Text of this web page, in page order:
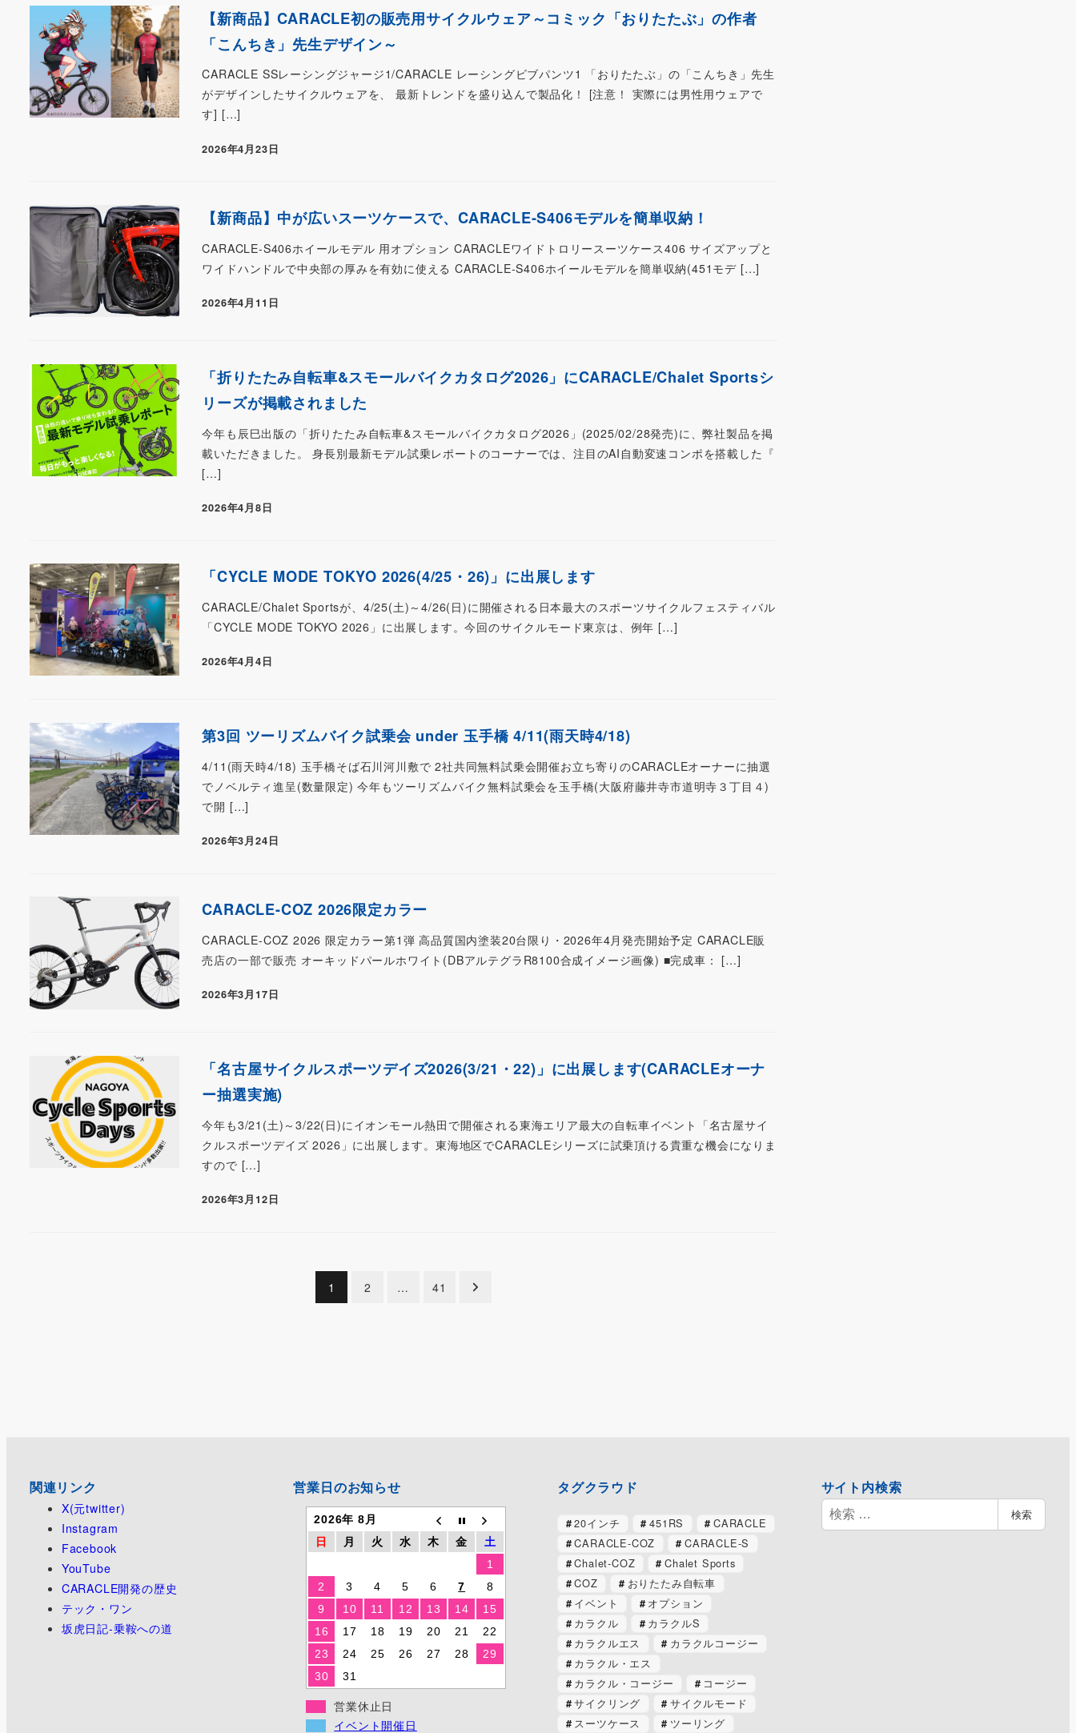
【新商品】CARACLE初の販売用サイクルウェア～コミック「おりたたぶ」の作者
「こんちき」先生デザイン～
CARACLE SSレーシングジャージ1/CARACLE レーシングビブパンツ1 「おりたたぶ」の「こんちき」先生
がデザインしたサイクルウェアを、 最新トレンドを盛り込んで製品化！ [注意！ 実際には男性用ウェアで
す] […]
2026年4月23日
【新商品】中が広いスーツケースで、CARACLE-S406モデルを簡単収納！
CARACLE-S406ホイールモデル 用オプション CARACLEワイドトロリースーツケース406 サイズアップと
ワイドハンドルで中央部の厚みを有効に使える CARACLE-S406ホイールモデルを簡単収納(451モデ […]
2026年4月11日
「折りたたみ自転車&スモールバイクカタログ2026」にCARACLE/Chalet Sportsシ
リーズが掲載されました
今年も辰巳出版の「折りたたみ自転車&スモールバイクカタログ2026」(2025/02/28発売)に、弊社製品を掲
載いただきました。 身長別最新モデル試乗レポートのコーナーでは、注目のAI自動変速コンポを搭載した『
[…]
2026年4月8日
「CYCLE MODE TOKYO 2026(4/25・26)」に出展します
CARACLE/Chalet Sportsが、4/25(土)～4/26(日)に開催される日本最大のスポーツサイクルフェスティバル
「CYCLE MODE TOKYO 2026」に出展します。今回のサイクルモード東京は、例年 […]
2026年4月4日
第3回 ツーリズムバイク試乗会 under 玉手橋 4/11(雨天時4/18)
4/11(雨天時4/18) 玉手橋そば石川河川敷で 2社共同無料試乗会開催お立ち寄りのCARACLEオーナーに抽選
でノベルティ進呈(数量限定) 今年もツーリズムバイク無料試乗会を玉手橋(大阪府藤井寺市道明寺３丁目４)
で開 […]
2026年3月24日
CARACLE-COZ 2026限定カラー
CARACLE-COZ 2026 限定カラー第1弾 高品質国内塗装20台限り・2026年4月発売開始予定 CARACLE販
売店の一部で販売 オーキッドパールホワイト(DBアルテグラR8100合成イメージ画像) ■完成車： […]
2026年3月17日
「名古屋サイクルスポーツデイズ2026(3/21・22)」に出展します(CARACLEオーナ
ー抽選実施)
今年も3/21(土)～3/22(日)にイオンモール熱田で開催される東海エリア最大の自転車イベント「名古屋サイ
クルスポーツデイズ 2026」に出展します。東海地区でCARACLEシリーズに試乗頂ける貴重な機会になりま
すので […]
2026年3月12日
送
り
1 2 … 41
関連リンク
X(元twitter)
Instagram
Facebook
YouTube
CARACLE開発の歴史
テック・ワン
坂虎日記-乗鞍への道
営業日のお知らせ
2026年 8月
日
月 火 水 木 金
土
1
2
3 4 5 6 7
8
9
10 11 12 13 14
15
16
17 18 19 20 21
22
23
24 25 26 27 28
29
30
31
営業休止日
イベント開催日
タグクラウド
20インチ 451RS
CARACLE
CARACLE-COZ
CARACLE-S
Chalet-COZ
Chalet Sports
COZ
おりたたみ自転車
イベント
オプション
カラクル
カラクルS
カラクルエス
カラクルコージー
カラクル・エス
カラクル・コージー
コージー
サイクリング
サイクルモード
スーツケース
ツーリング
サイト内検索
検
索
検索